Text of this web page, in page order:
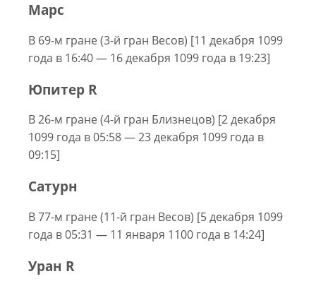
Марс
В 69-м гране (3-й гран Весов) [11 декабря 1099
года в 16:40 — 16 декабря 1099 года в 19:23]
Юпитер R
В 26-м гране (4-й гран Близнецов) [2 декабря
1099 года в 05:58 — 23 декабря 1099 года в
09:15]
Сатурн
В 77-м гране (11-й гран Весов) [5 декабря 1099
года в 05:31 — 11 января 1100 года в 14:24]
Уран R